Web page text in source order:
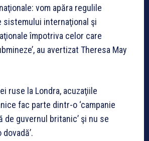
vom apăra regulile
sistemului internaţional şi
împotriva celor care
au avertizat Theresa May
ruse la Londra, acuzaţiile
fac parte dintr-o ‘campanie
de guvernul britanic’ şi nu se